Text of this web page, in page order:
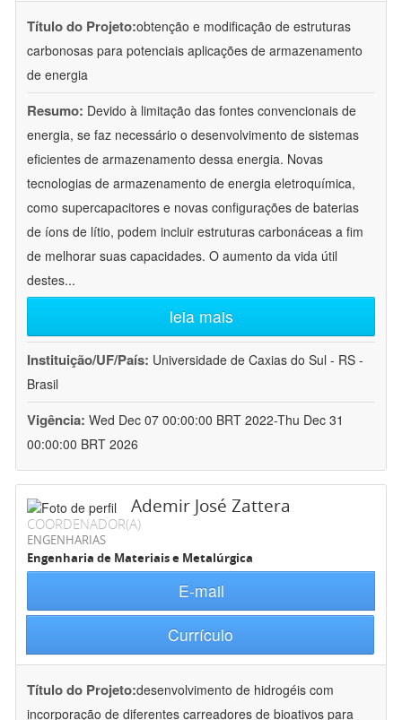
Título do Projeto:obtenção e modificação de estruturas
carbonosas para potenciais aplicações de armazenamento
de energia
Resumo: Devido à limitação das fontes convencionais de
energia, se faz necessário o desenvolvimento de sistemas
eficientes de armazenamento dessa energia. Novas
tecnologias de armazenamento de energia eletroquímica,
como supercapacitores e novas configurações de baterias
de íons de lítio, podem incluir estruturas carbonáceas a fim
de melhorar suas capacidades. O aumento da vida útil
destes...
leia mais
Instituição/UF/País: Universidade de Caxias do Sul - RS -
Brasil
Vigência: Wed Dec 07 00:00:00 BRT 2022-Thu Dec 31
00:00:00 BRT 2026
Ademir José Zattera
COORDENADOR(A)
ENGENHARIAS
Engenharia de Materiais e Metalúrgica
E-mail
Currículo
Título do Projeto:desenvolvimento de hidrogéis com
incorporação de diferentes carreadores de bioativos para